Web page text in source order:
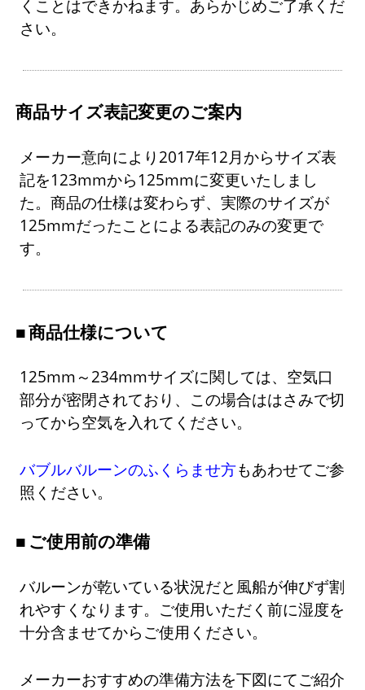
くことはできかねます。あらかじめご了承くだ
さい。
商品サイズ表記変更のご案内
メーカー意向により2017年12月からサイズ表
記を123mmから125mmに変更いたしまし
た。商品の仕様は変わらず、実際のサイズが
125mmだったことによる表記のみの変更で
す。
商品仕様について
125mm～234mmサイズに関しては、空気口
部分が密閉されており、この場合ははさみで切
ってから空気を入れてください。
バブルバルーンのふくらませ方もあわせてご参
照ください。
ご使用前の準備
バルーンが乾いている状況だと風船が伸びず割
れやすくなります。ご使用いただく前に湿度を
十分含ませてからご使用ください。
メーカーおすすめの準備方法を下図にてご紹介